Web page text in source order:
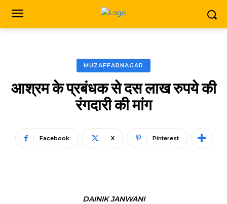
MUZAFFARNAGAR
आश्रम के प्रबंधक से दस लाख रुपये की
रंगदारी की मांग
Facebook X Pinterest
DAINIK JANWANI